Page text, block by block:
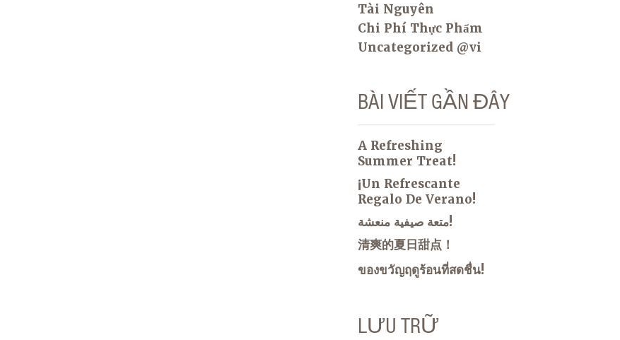
Tài Nguyên
Chi Phí Thực Phẩm
Uncategorized @vi
BÀI VIẾT GẦN ĐÂY
A Refreshing
Summer Treat!
¡Un Refrescante
Regalo De Verano!
متعة صيفية منعشة!
清爽的夏日甜点！
ของขวัญฤดูร้อนที่สดชื่น!
LƯU TRỮ